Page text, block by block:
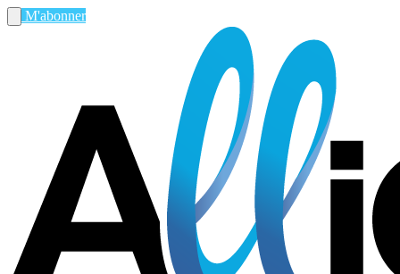
M'abonner